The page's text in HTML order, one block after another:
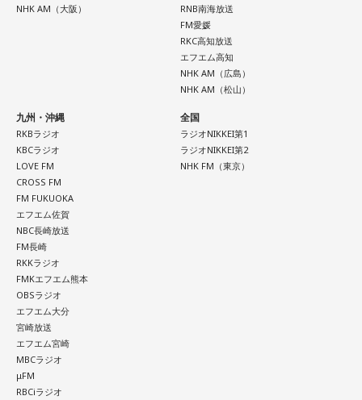
■令和8年8月8日の「8」が並ぶ日に注目が集まる理由
2026年8月8日は、「令和8年8月8日」と「8」が並ぶ印象的
まれており、開店日や記念日、イベントの開催日として選ば
れることもあります。
ただし、「8」が並ぶこと自体が暦上の吉日を意味するわけで
はありません。
2026年8月8日は、こうした縁起の良いイメージに加え、「寅
の日」が重なることから、例年以上に注目を集める可能性が
ある1日といえるでしょう。
■「寅の日」をきっかけに、新しい一歩を踏み出してみよう
2026年8月8日は、寅の日と先勝が重なる開運日です。さら
に、「令和8年8月8日」と「8」が並ぶ覚えやすい日付である
ことから、縁起を意識する人にとっても印象深い一日となり
そうです。
NHK AM（大阪）
RNB南海放送
FM愛媛
RKC高知放送
エフエム高知
NHK AM（広島）
NHK AM（松山）
九州・沖縄
RKBラジオ
KBCラジオ
LOVE FM
CROSS FM
FM FUKUOKA
エフエム佐賀
NBC長崎放送
FM長崎
RKKラジオ
FMKエフエム熊本
OBSラジオ
エフエム大分
宮崎放送
エフエム宮崎
MBCラジオ
μFM
RBCiラジオ
全国
ラジオNIKKEI第1
ラジオNIKKEI第2
NHK FM（東京）